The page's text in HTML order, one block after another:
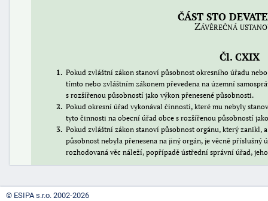
ČÁST STO
Závěrečná
Čl. CXIX
1
Pokud zvláštní zákon stanoví působnost okresního úřadu
tímto nebo zvláštním zákonem převedena na územní
s rozšířenou působností jako výkon přenesené působnosti.
2
Pokud okresní úřad vykonával činnosti, které mu nebyly
tyto činnosti na obecní úřad obce s rozšířenou působností
3
Pokud zvláštní zákon stanoví působnost orgánu, který zanikl,
působnost nebyla přenesena na jiný orgán, je věcně
rozhodovaná věc náleží, popřípadě ústřední správní úřad,
© ESIPA s.r.o. 2002-2026